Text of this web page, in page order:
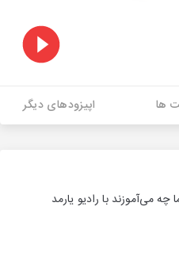
ها اپیزودهای دیگر
می‌آموزند با رادیو یارمد